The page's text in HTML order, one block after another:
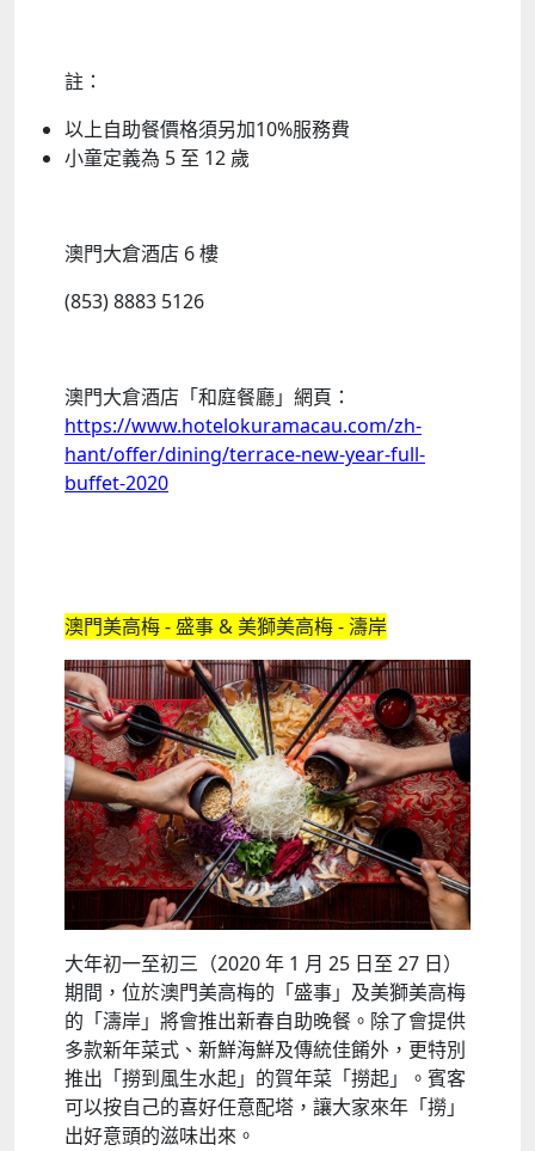
註：
以上自助餐價格須另加10%服務費
小童定義為 5 至 12 歲
澳門大倉酒店 6 樓
(853) 8883 5126
澳門大倉酒店「和庭餐廳」網頁：
https://www.hotelokuramacau.com/zh-
hant/offer/dining/terrace-new-year-full-
buffet-2020
澳門美高梅 - 盛事 & 美獅美高梅 - 濤岸
大年初一至初三（2020 年 1 月 25 日至 27 日）
期間，位於澳門美高梅的「盛事」及美獅美高梅
的「濤岸」將會推出新春自助晚餐。除了會提供
多款新年菜式、新鮮海鮮及傳統佳餚外，更特別
推出「撈到風生水起」的賀年菜「撈起」。賓客
可以按自己的喜好任意配塔，讓大家來年「撈」
出好意頭的滋味出來。